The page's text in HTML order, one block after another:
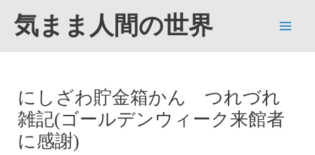
気まま人間の世界
にしざわ貯金箱かん つれづれ
雑記(ゴールデンウィーク来館者
に感謝)